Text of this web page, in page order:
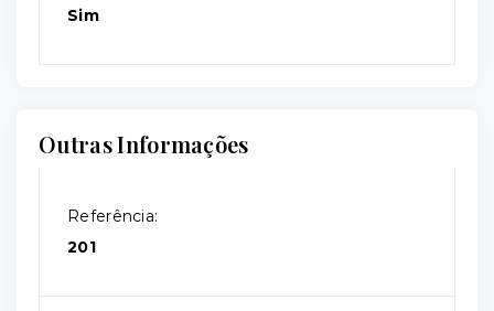
Sim
Outras Informações
Referência:
201